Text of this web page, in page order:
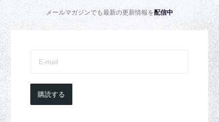
メールマガジンでも最新の更新情報を配信中
購読する